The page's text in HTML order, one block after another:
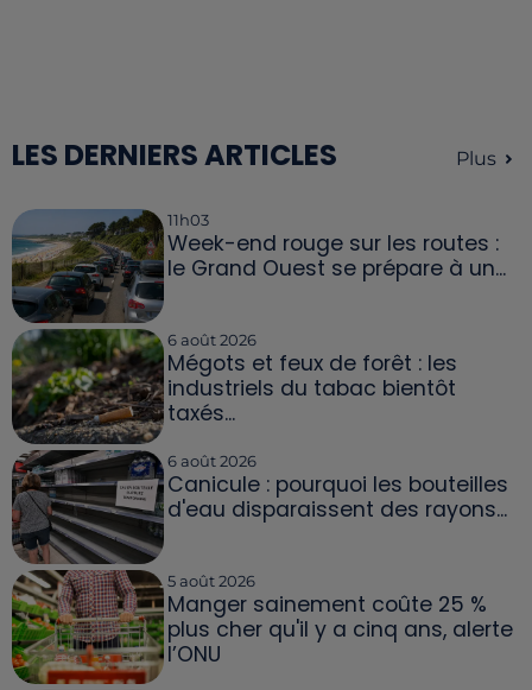
LES DERNIERS ARTICLES Plus
11h03
Week-end rouge sur les routes :
le Grand Ouest se prépare à un...
6 août 2026
Mégots et feux de forêt : les
industriels du tabac bientôt
taxés...
6 août 2026
Canicule : pourquoi les bouteilles
d'eau disparaissent des rayons...
5 août 2026
Manger sainement coûte 25 %
plus cher qu'il y a cinq ans, alerte
l’ONU